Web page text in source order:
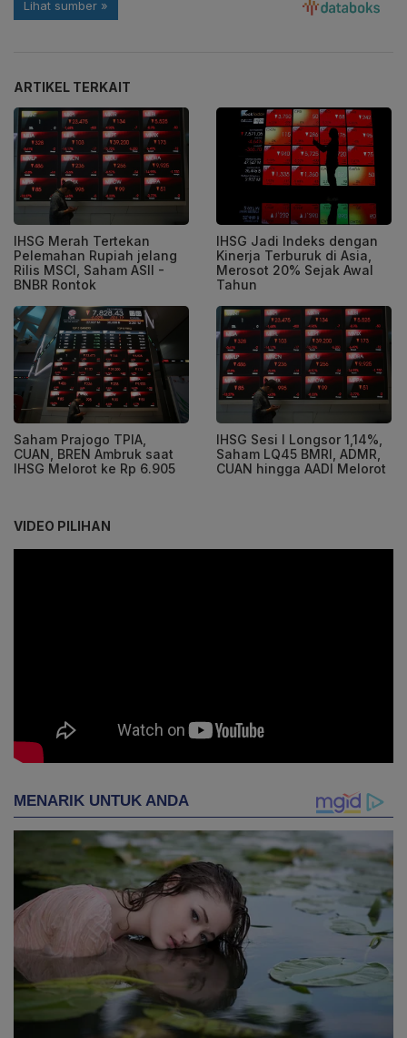
ARTIKEL TERKAIT
IHSG Merah Tertekan
Pelemahan Rupiah jelang
Rilis MSCI, Saham ASII -
BNBR Rontok
IHSG Jadi Indeks dengan
Kinerja Terburuk di Asia,
Merosot 20% Sejak Awal
Tahun
Saham Prajogo TPIA,
CUAN, BREN Ambruk saat
IHSG Melorot ke Rp 6.905
IHSG Sesi I Longsor 1,14%,
Saham LQ45 BMRI, ADMR,
CUAN hingga AADI Melorot
VIDEO PILIHAN